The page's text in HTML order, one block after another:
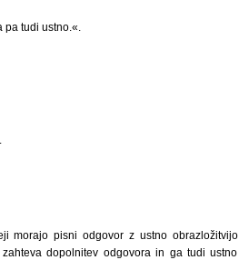
tudi ustno.«.
morajo pisni odgovor z ustno obrazložitvijo
dopolnitev odgovora in ga tudi ustno